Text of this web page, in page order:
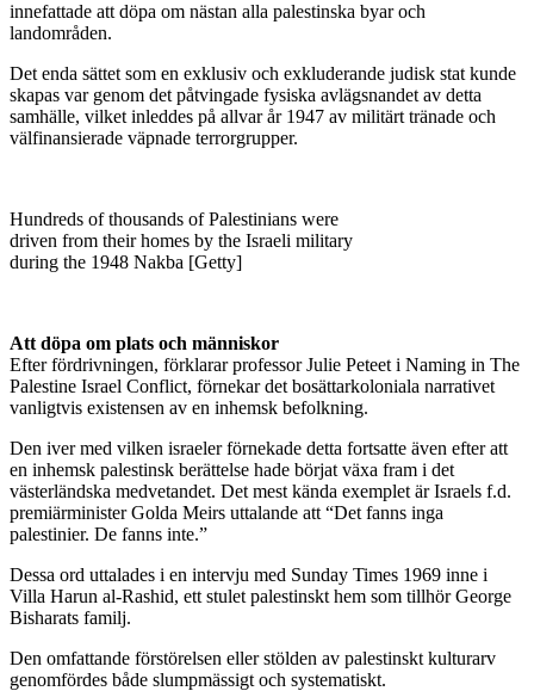
innefattade att döpa om nästan alla palestinska byar och
landområden.
Det enda sättet som en exklusiv och exkluderande judisk stat kunde
skapas var genom det påtvingade fysiska avlägsnandet av detta
samhälle, vilket inleddes på allvar år 1947 av militärt tränade och
välfinansierade väpnade terrorgrupper.
Hundreds of thousands of Palestinians were
driven from their homes by the Israeli military
during the 1948 Nakba [Getty]
Att döpa om plats och människor
Efter fördrivningen, förklarar professor Julie Peteet i Naming in The
Palestine Israel Conflict, förnekar det bosättarkoloniala narrativet
vanligtvis existensen av en inhemsk befolkning.
Den iver med vilken israeler förnekade detta fortsatte även efter att
en inhemsk palestinsk berättelse hade börjat växa fram i det
västerländska medvetandet. Det mest kända exemplet är Israels f.d.
premiärminister Golda Meirs uttalande att “Det fanns inga
palestinier. De fanns inte.”
Dessa ord uttalades i en intervju med Sunday Times 1969 inne i
Villa Harun al-Rashid, ett stulet palestinskt hem som tillhör George
Bisharats familj.
Den omfattande förstörelsen eller stölden av palestinskt kulturarv
genomfördes både slumpmässigt och systematiskt.